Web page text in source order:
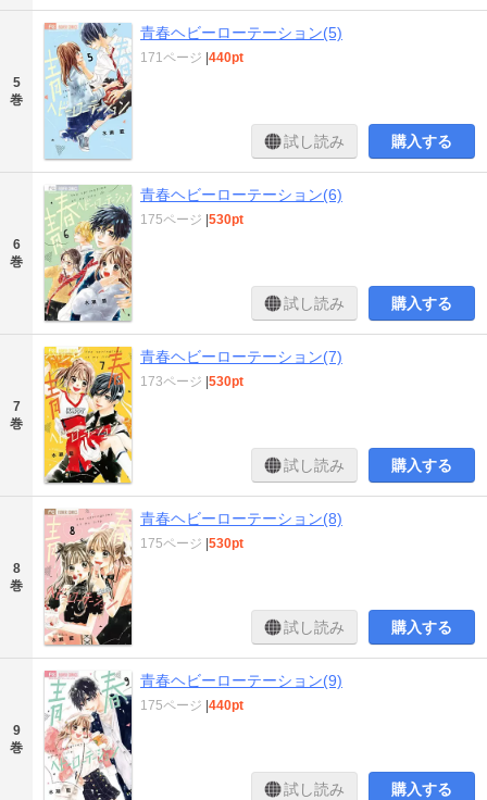
5
巻
青春ヘビーローテーション(5)
171ページ |440pt
試し読み 購入する
6
巻
青春ヘビーローテーション(6)
175ページ |530pt
試し読み 購入する
7
巻
青春ヘビーローテーション(7)
173ページ |530pt
試し読み 購入する
8
巻
青春ヘビーローテーション(8)
175ページ |530pt
試し読み 購入する
9
巻
青春ヘビーローテーション(9)
175ページ |440pt
試し読み 購入する